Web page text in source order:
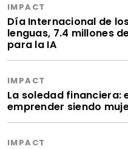
IMPACT
Día Internacional de
lenguas, 7.4 millones
para la IA
IMPACT
La soledad financiera:
emprender siendo
IMPACT